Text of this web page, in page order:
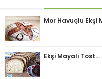
Ispanak
Puf Puf Muzlu
Mor Havuçlu Ekşi
Ekşi Mayalı Tost...